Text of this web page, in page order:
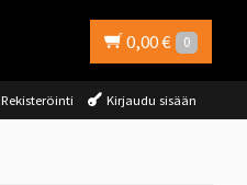
0,00 € 0
Rekisteröinti Kirjaudu sisään